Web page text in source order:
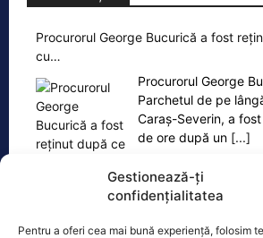
Gestionează-ți
confidențialitatea
Pentru a oferi cea mai bună experiență, folosim
Procurorul George Bucurică a fost
cu…
Procurorul George
Parchetul de pe
Caraș-Severin, a
de ore după un [...]